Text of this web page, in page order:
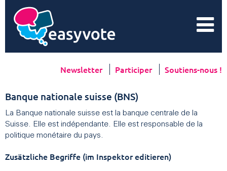
Newsletter Participer Soutiens-nous !
Banque nationale suisse (BNS)
La Banque nationale suisse est la banque centrale de la
Suisse. Elle est indépendante. Elle est responsable de la
politique monétaire du pays.
Zusätzliche Begriffe (im Inspektor editieren)